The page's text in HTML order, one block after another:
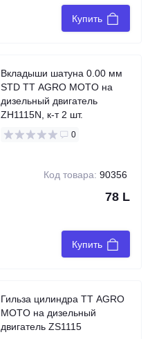
Купить
Вкладыши шатуна 0.00 мм
STD TT AGRO MOTO на
дизельный двигатель
ZH1115N, к-т 2 шт.
0
Код товара: 90356
78 L
Купить
Гильза цилиндра TT AGRO
MOTO на дизельный
двигатель ZS1115